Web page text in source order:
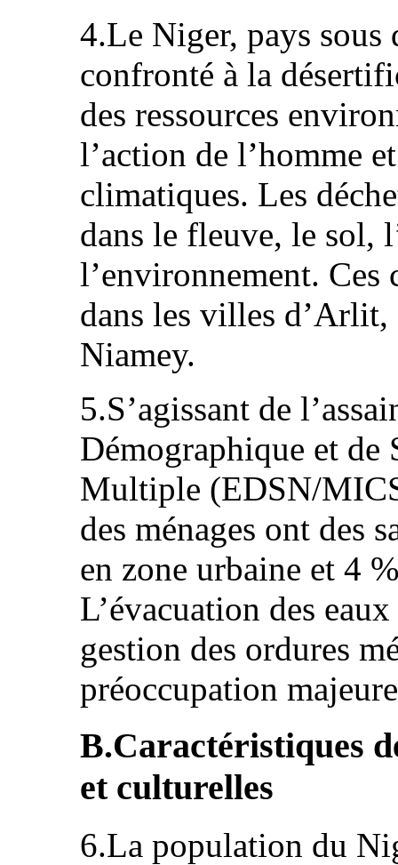
4.Le Niger, pays sous
confronté à la
des ressources
l’action de l’homme
climatiques. Les
dans le fleuve, le sol,
l’environnement. Ces
dans les villes d’Arlit,
Niamey.
5.S’agissant de
Démographique et de
Multiple (EDSN/
des ménages ont des
en zone urbaine et 4
L’évacuation des
gestion des ordures
préoccupation
B.Caractéristiques
et culturelles
6.La population du